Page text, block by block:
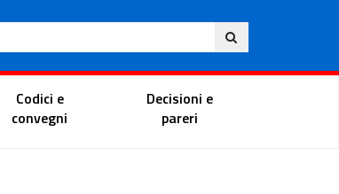
Ita
Portale del magistrato
Codici e
convegni
Decisioni e
pareri